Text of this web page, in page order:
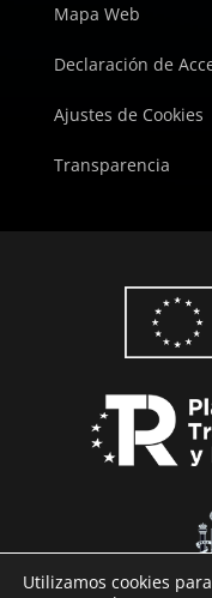
Mapa Web
Declaración de
Ajustes de Cookies
Transparencia
Utilizamos cookies